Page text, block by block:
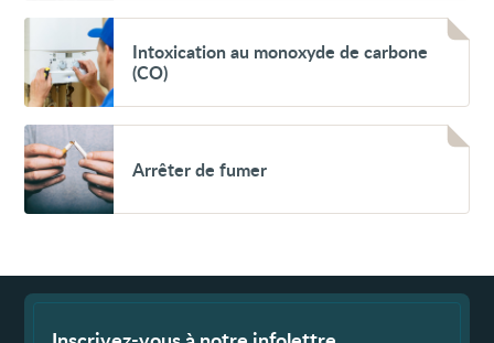
Voir
Intoxication
monoxyde
de
(CO)
Intoxication au monoxyde de carbone
(CO)
Voir
Arrêter
de
fumer
Arrêter de fumer